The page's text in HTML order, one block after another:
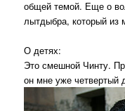
общей темой. Еще о
лытдыбра, который из
О детях:
Это смешной Чинту.
он мне уже четвертый